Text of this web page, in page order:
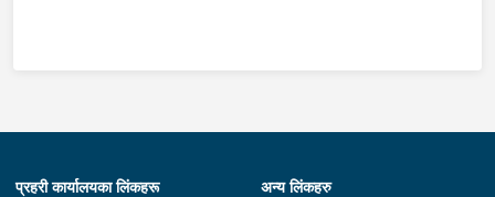
खटिएको प्रहरी टोलीले नियन्त्रणमा लिईएको ।
प्रहरी कार्यालयका लिंकहरू अन्य लिंकहरु